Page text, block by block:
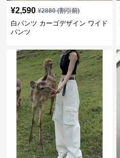
¥2,590 ¥2880(割引前)
白パンツ カーゴデザイン ワイド
パンツ